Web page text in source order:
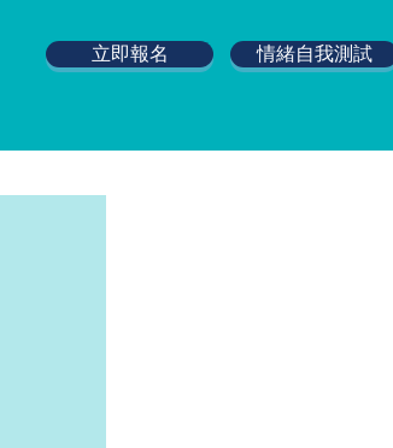
立即報名 情緒自我測試